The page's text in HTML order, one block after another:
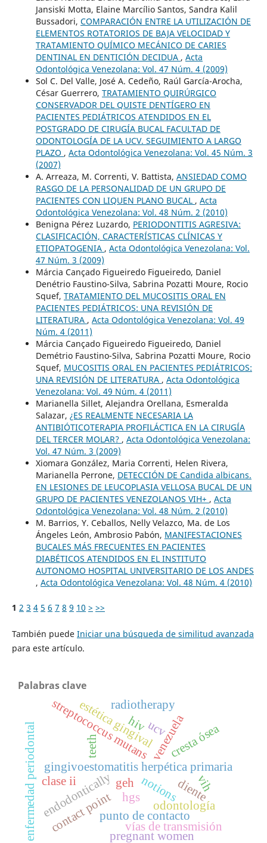
Jansiski Motta, Elaine Marcílio Santos, Sandra Kalil
Bussadori, COMPARACIÓN ENTRE LA UTILIZACIÓN DE
ELEMENTOS ROTATORIOS DE BAJA VELOCIDAD Y
TRATAMIENTO QUÍMICO MECÁNICO DE CARIES
DENTINAL EN DENTICIÓN DECIDUA , Acta
Odontológica Venezolana: Vol. 47 Núm. 4 (2009)
Sol C. Del Valle, José A. Cedeño, Raúl García-Arocha,
César Guerrero, TRATAMIENTO QUIRÚRGICO
CONSERVADOR DEL QUISTE DENTÍGERO EN
PACIENTES PEDIÁTRICOS ATENDIDOS EN EL
POSTGRADO DE CIRUGÍA BUCAL FACULTAD DE
ODONTOLOGÍA DE LA UCV. SEGUIMIENTO A LARGO
PLAZO , Acta Odontológica Venezolana: Vol. 45 Núm. 3
(2007)
A. Arreaza, M. Correnti, V. Battista, ANSIEDAD COMO
RASGO DE LA PERSONALIDAD DE UN GRUPO DE
PACIENTES CON LIQUEN PLANO BUCAL , Acta
Odontológica Venezolana: Vol. 48 Núm. 2 (2010)
Benigna Pérez Luzardo, PERIODONTITIS AGRESIVA:
CLASIFICACIÓN, CARACTERÍSTICAS CLÍNICAS Y
ETIOPATOGENIA , Acta Odontológica Venezolana: Vol.
47 Núm. 3 (2009)
Márcia Cançado Figueiredo Figueiredo, Daniel
Denétrio Faustino-Silva, Sabrina Pozatti Moure, Rocio
Squef, TRATAMIENTO DEL MUCOSITIS ORAL EN
PACIENTES PEDIÁTRICOS: UNA REVISIÓN DE
LITERATURA , Acta Odontológica Venezolana: Vol. 49
Núm. 4 (2011)
Márcia Cançado Figueiredo Figueiredo, Daniel
Demétrio Faustino-Silva, Sabrina Pozatti Moure, Rocio
Squef, MUCOSITIS ORAL EN PACIENTES PEDIÁTRICOS:
UNA REVISIÓN DE LITERATURA , Acta Odontológica
Venezolana: Vol. 49 Núm. 4 (2011)
Marianella Sillet, Alejandra Orellana, Esmeralda
Salazar, ¿ES REALMENTE NECESARIA LA
ANTIBIÓTICOTERAPIA PROFILÁCTICA EN LA CIRUGÍA
DEL TERCER MOLAR? , Acta Odontológica Venezolana:
Vol. 47 Núm. 3 (2009)
Xiomara González, Maria Correnti, Helen Rivera,
Marianella Perrone, DETECCIÓN DE Candida albicans.
EN LESIONES DE LEUCOPLASIA VELLOSA BUCAL DE UN
GRUPO DE PACIENTES VENEZOLANOS VIH+ , Acta
Odontológica Venezolana: Vol. 48 Núm. 2 (2010)
M. Barrios, Y. Ceballos, Nelly Velazco, Ma. de Los
Ángeles León, Ambrosio Pabón, MANIFESTACIONES
BUCALES MÁS FRECUENTES EN PACIENTES
DIABÉTICOS ATENDIDOS EN EL INSTITUTO
AUTONOMO HOSPITAL UNIVERSITARIO DE LOS ANDES
, Acta Odontológica Venezolana: Vol. 48 Núm. 4 (2010)
1 2 3 4 5 6 7 8 9 10 > >>
También puede Iniciar una búsqueda de similitud avanzada
para este artículo.
Palabras clave
gingivoestomatitis herpética primaria
geh
hgs
streptococcus mutans
endodontically odontología
venezuela
ucv
estética gingival
diente
cresta ósea
punto de contacto
teeth
contact point
enfermedad periodontal
radiotherapy
vih
vías de transmisión
pregnant women
hiv
notions
clase ii